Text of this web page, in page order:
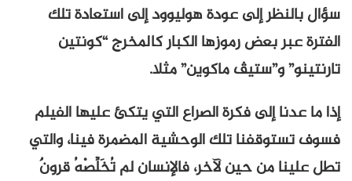
سؤال بالنظر إلى عودة هوليوود إلى استعادة تلك
الفترة عبر بعض رموزها الكبار كالمخرج “كونتين
تارنتينو” و”ستيڤ ماكوين” مثلا.
إذا ما عدنا إلى فكرة الصراع التي يتكئ عليها الفيلم
فسوف تستوقفنا تلك الوحشية المضمرة فينا، والتي
تطل علينا من حين لآخر، فالإنسان لم تُخَلِّصْهُ قرونٌ